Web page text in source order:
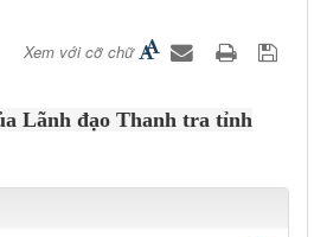
Xem với cỡ chữ
Lãnh đạo Thanh tra tỉnh